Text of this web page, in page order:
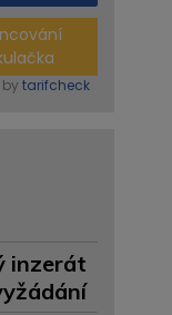
tarifcheck
inzerát